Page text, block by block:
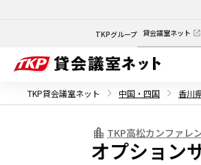
TKPグループ 貸会議室ネット
TKP貸会議室ネット 中国・四国 香川
TKP高松カンファレ
オプション